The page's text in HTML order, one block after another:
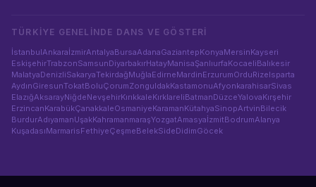
TÜRKIYE GENELINDE DANS VE GÖSTERI
İstanbulAnkaraİzmirAntalyaBursaAdanaGaziantepKonyaMersinKayseri
EskişehirTrabzonSamsunDiyarbakırHatayManisaŞanlıurfaKocaeliBalıkesir
MalatyaDenizliSakaryaTekirdağMuğlaEdirneMardinErzurumOrduRizeIsparta
AydınGiresunTokatBoluÇorumZonguldakKastamonuAfyonkarahisarSivas
ElazığAksarayNiğdeNevşehirKırıkkaleKırklareliBatmanDüzceYalovaKırşehir
ErzincanKarabükÇanakkaleOsmaniyeKaramanKütahyaSinopArtvinBilecik
BurdurAdıyamanUşakKahramanmaraşYozgatAmasyaİzmitBodrumAlanya
KuşadasıMarmarisFethiyeÇeşmeBelekSideDidimGöcek